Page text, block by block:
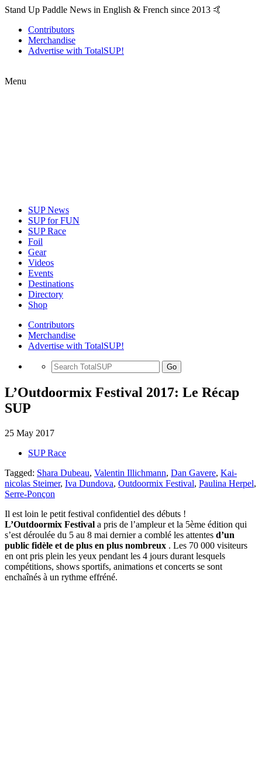
Stand Up Paddle News in English & French since 2013 🤙
Contributors
Merchandise
Advertise with TotalSUP!
Menu
SUP News
SUP for FUN
SUP Race
Foil
Gear
Videos
Events
Destinations
Directory
Shop
Contributors
Merchandise
Advertise with TotalSUP!
Go
L’Outdoormix Festival 2017: Le Récap
SUP
25 May 2017
SUP Race
Tagged: Shara Dubeau, Valentin Illichmann, Dan Gavere, Kai-
nicolas Steimer, Iva Dundova, Outdoormix Festival, Paulina Herpel,
Serre-Ponçon
Il est loin le petit festival confidentiel des débuts !
L’Outdoormix Festival a pris de l’ampleur et la 5ème édition qui
s’est déroulée du 5 au 8 mai dernier a comblé les attentes d’un
public fidèle et de plus en plus nombreux . Les 70 000 visiteurs
en ont pris plein les yeux pendant les 4 jours durant lesquels
compétitions, shows sportifs, animations et concerts se sont
enchaînés à un rythme effréné.